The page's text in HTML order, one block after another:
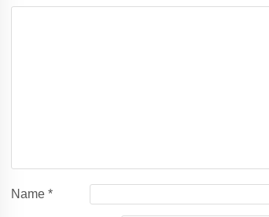
Name*